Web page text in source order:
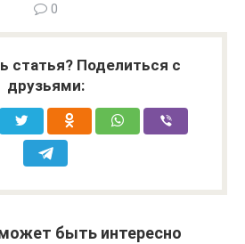
0
статья? Поделиться с
друзьями:
быть интересно